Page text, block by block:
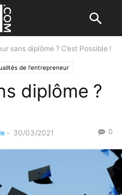
sans diplôme ? C’est Possible !
de l'entrepreneur
diplôme ?
- 30/03/2021 0